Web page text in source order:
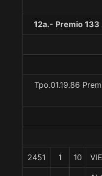
12a.- Premio 133
Tpo.01.19.86
2451 1 10